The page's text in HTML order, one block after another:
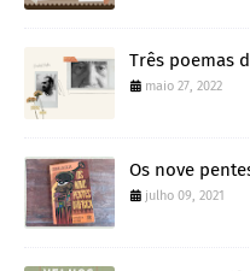
Três poemas
maio 27, 2022
Os nove
julho 09, 2021